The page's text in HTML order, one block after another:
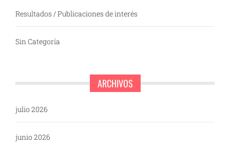
Resultados / Publicaciones de interés
Sin Categoría
ARCHIVOS
julio 2026
junio 2026